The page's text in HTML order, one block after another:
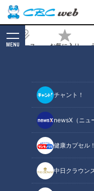
ニュース お気に入り
MENU
チャント！
newsX（ニュ
健康カプセル
中日クラウン
王”に教わる！
「簡単夏バテ解